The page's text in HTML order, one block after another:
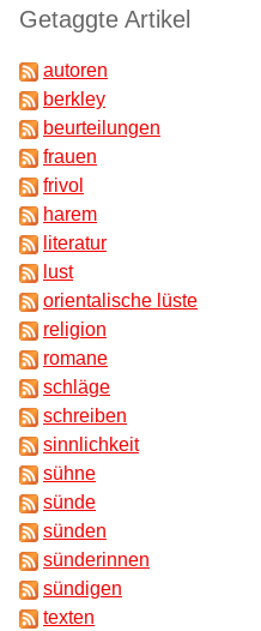
Getaggte Artikel
autoren
berkley
beurteilungen
frauen
frivol
harem
literatur
lust
orientalische lüste
religion
romane
schläge
schreiben
sinnlichkeit
sühne
sünde
sünden
sünderinnen
sündigen
texten